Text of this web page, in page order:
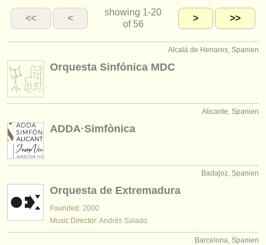
jugendorchester
kontakt
nachrichten in der klassischen musik
verlage:
find out about our
<< <
showing 1-20
of 56
> >>
Alcalá de Henares, Spanien
Orquesta Sinfónica MDC
Alicante, Spanien
ADDA·Simfònica
Badajoz, Spanien
Orquesta de Extremadura
Founded: 2000
Music Director:Andrés Salado
Barcelona, Spanien